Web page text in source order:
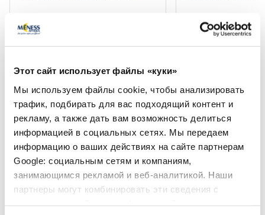
Этот сайт использует файлы «куки»
Мы используем файлы cookie, чтобы анализировать
трафик, подбирать для вас подходящий контент и
рекламу, а также дать вам возможность делиться
информацией в социальных сетях. Мы передаем
информацию о ваших действиях на сайте партнерам
Google: социальным сетям и компаниям,
занимающимся рекламой и веб-аналитикой. Наши
партнеры могут комбинировать эти сведения с
22.99 €
В корзину
9.99 €
В
Page 1 of 10
Солнечная защита летом ☀️
Более...